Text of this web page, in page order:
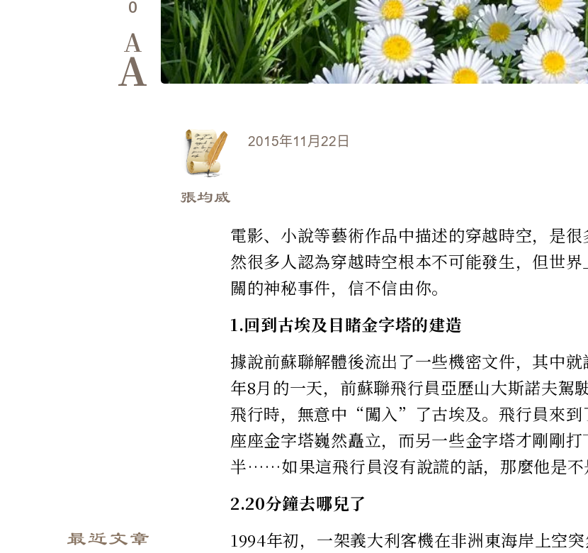
0
A
A
最近文章
2015年11月22日
張均威
電影、小說等藝術作品中描述的穿越時空，是
然很多人認為穿越時空根本不可能發生，但世
關的神秘事件，信不信由你。
1.回到古埃及目睹金字塔的建造
據說前蘇聯解體後流出了一些機密文件，其中就
年8月的一天，前蘇聯飛行員亞歷山大斯諾夫駕
飛行時，無意中“闖入”了古埃及。飛行員來到
座座金字塔巍然矗立，而另一些金字塔才剛剛
半……如果這飛行員沒有說謊的話，那麼他是不
2.20分鐘去哪兒了
1994年初，一架義大利客機在非洲東海岸上空